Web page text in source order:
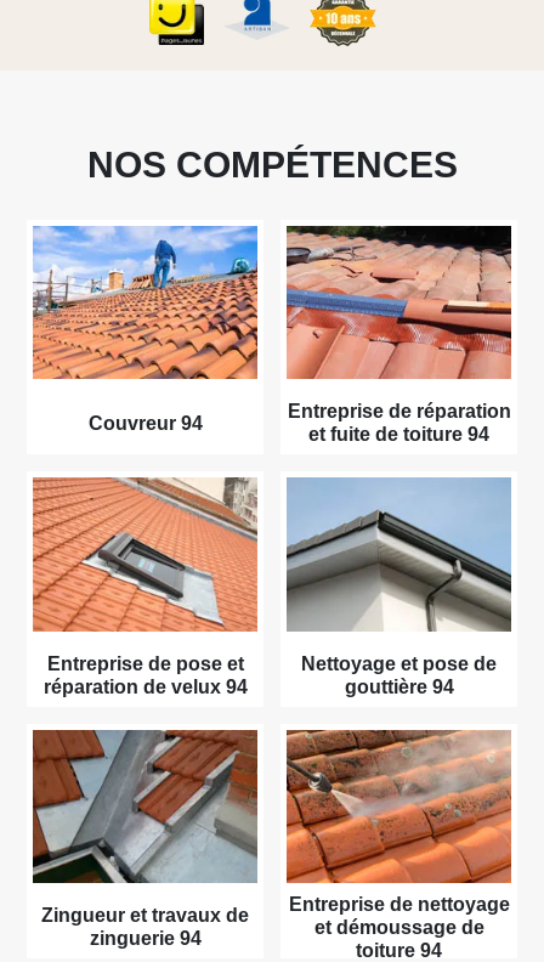
NOS COMPÉTENCES
Couvreur 94
Entreprise de réparation
et fuite de toiture 94
Entreprise de pose et
réparation de velux 94
Nettoyage et pose de
gouttière 94
Zingueur et travaux de
zinguerie 94
Entreprise de nettoyage
et démoussage de
toiture 94